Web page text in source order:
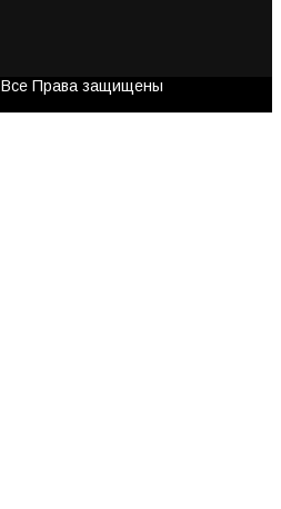
Все Права защищены